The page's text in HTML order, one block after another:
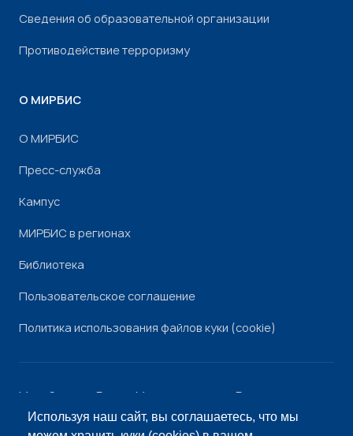
Используя наш сайт, вы соглашаетесь, что мы
Сведения об образовательной организации
Противодействие терроризму
О МИРБИС
О МИРБИС
Пресс-служба
Кампус
МИРБИС в регионах
Библиотека
Пользовательское соглашение
Политика использования файлов куки (cookie)
Минобрнауки России Минпросвещения России
РоскомнадзорРособрнадзор
© «МИРБИС», 2026